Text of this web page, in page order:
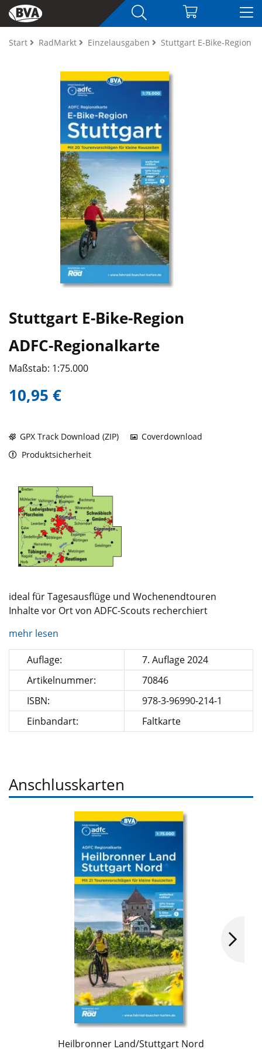
Start RadMarkt Einzelausgaben Stuttgart E-Bike-Region
Stuttgart E-Bike-Region
ADFC-Regionalkarte
Maßstab: 1:75.000
10,95 €
GPX Track Download (ZIP)
Coverdownload
Produktsicherheit
ideal für Tagesausflüge und Wochenendtouren
Inhalte vor Ort von ADFC-Scouts recherchiert
mehr lesen
Auflage:
7. Auflage 2024
Artikelnummer:
70846
ISBN:
978-3-96990-214-1
Einbandart:
Faltkarte
Anschlusskarten
Heilbronner Land/Stuttgart Nord